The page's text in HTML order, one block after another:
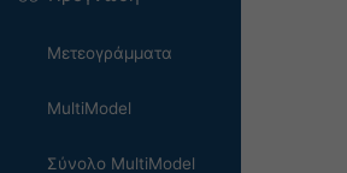
Μετεογράμματα
MultiModel
Σύνολο MultiModel